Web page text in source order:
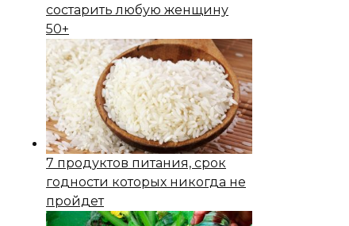
состapить любую женщину
50+
7 продуктов питания, срок
годности которых никогда не
пройдет